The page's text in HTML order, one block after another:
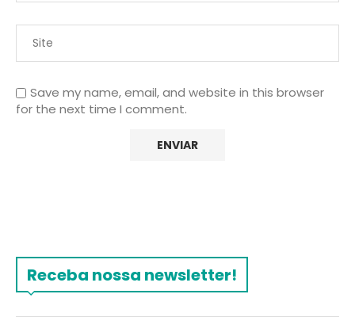
Save my name, email, and website in this browser
for the next time I comment.
Receba nossa newsletter!